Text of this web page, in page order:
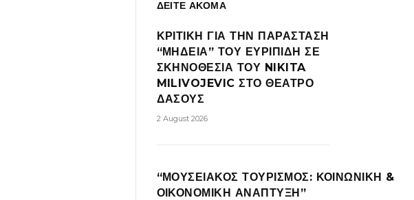
ΔΕΙΤΕ ΑΚΟΜΑ
ΚΡΙΤΙΚΗ ΓΙΑ ΤΗΝ ΠΑΡΑΣΤΑΣΗ
“ΜΗΔΕΙΑ” ΤΟΥ ΕΥΡΙΠΙΔΗ ΣΕ
ΣΚΗΝΟΘΕΣΙΑ ΤΟΥ NIKITA
MILIVOJEVIC ΣΤΟ ΘΕΑΤΡΟ
ΔΑΣΟΥΣ
2 August 2026
“ΜΟΥΣΕΙΑΚΟΣ ΤΟΥΡΙΣΜΟΣ: ΚΟΙΝΩΝΙΚΗ &
ΟΙΚΟΝΟΜΙΚΗ ΑΝΑΠΤΥΞΗ”